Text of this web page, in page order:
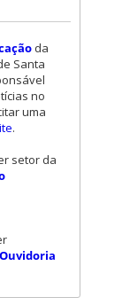
da
Santa
no
uma
.
setor da
Ouvidoria